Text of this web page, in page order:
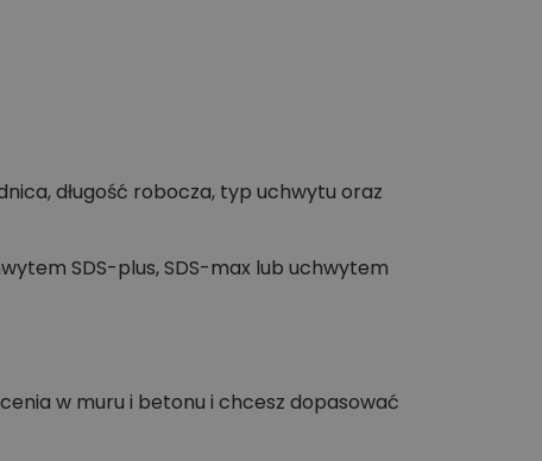
długość robocza, typ uchwytu oraz
SDS-plus, SDS-max lub uchwytem
w muru i betonu i chcesz dopasować